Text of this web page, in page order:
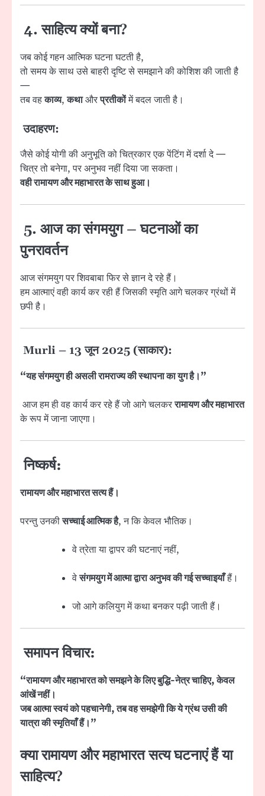
4. साहित्य क्यों बना?
जब कोई गहन आत्मिक घटना घटती है,
तो समय के साथ उसे बाहरी दृष्टि से समझाने की कोशिश की जाती है
—
तब वहकाव्य,कथाऔरप्रतीकोंमें बदल जाती है।
उदाहरण:
जैसे कोई योगी की अनुभूति को चित्रकार एक पेंटिंग में दर्शा दे —
चित्र तो बनेगा, पर अनुभव नहीं दिया जा सकता।
वही रामायण और महाभारत के साथ हुआ।
5. आज का संगमयुग – घटनाओं का
पुनरावर्तन
आज संगमयुग पर शिवबाबा फिर से ज्ञान दे रहे हैं।
हम आत्माएं वही कार्य कर रही हैं जिसकी स्मृति आगे चलकर ग्रंथों में
छपी है।
Murli – 13 जून 2025 (साकार):
“यह संगमयुग ही असली रामराज्य की स्थापना का युग है।”
आज हम ही वह कार्य कर रहे हैं जो आगे चलकररामायण और महाभारत
के रूप में जाना जाएगा।
निष्कर्ष:
रामायण और महाभारत सत्य हैं।
परन्तु उनकीसच्चाई आत्मिक है, न कि केवल भौतिक।
वे त्रेता या द्वापर की घटनाएं नहीं,
वेसंगमयुग में आत्मा द्वारा अनुभव की गई सच्चाइयाँहैं।
जो आगे कलियुग में कथा बनकर पढ़ी जाती हैं।
समापन विचार:
“रामायण और महाभारत को समझने के लिए बुद्धि-नेत्र चाहिए, केवल
आंखें नहीं।
जब आत्मा स्वयं को पहचानेगी, तब वह समझेगी कि ये ग्रंथ उसी की
यात्रा की स्मृतियाँ हैं।”
क्या रामायण और महाभारत सत्य घटनाएं हैं या
साहित्य?